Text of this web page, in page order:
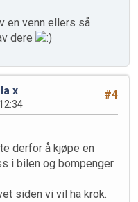
en venn ellers så
dere
#4
x
derfor å kjøpe en
i bilen og bompenger
siden vi vil ha krok.